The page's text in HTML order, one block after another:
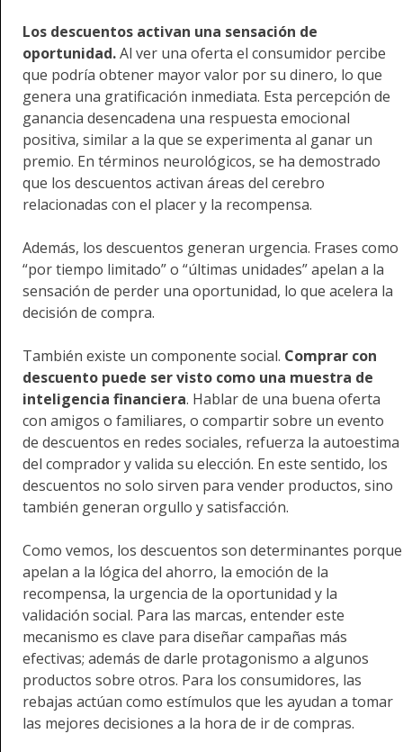
Los descuentos activan una sensación de
oportunidad.Al ver una oferta el consumidor percibe
que podría obtener mayor valor por su dinero, lo que
genera una gratificación inmediata. Esta percepción de
ganancia desencadena una respuesta emocional
positiva, similar a la que se experimenta al ganar un
premio. En términos neurológicos, se ha demostrado
que los descuentos activan áreas del cerebro
relacionadas con el placer y la recompensa.
Además, los descuentos generan urgencia. Frases como
“por tiempo limitado” o “últimas unidades” apelan a la
sensación de perder una oportunidad, lo que acelera la
decisión de compra.
También existe un componente social. Comprar con
descuento puede ser visto como una muestra de
inteligencia financiera. Hablar de una buena oferta
con amigos o familiares, o compartir sobre un evento
de descuentos en redes sociales, refuerza la autoestima
del comprador y valida su elección. En este sentido, los
descuentos no solo sirven para vender productos, sino
también generan orgullo y satisfacción.
Como vemos, los descuentos son determinantes porque
apelan a la lógica del ahorro, la emoción de la
recompensa, la urgencia de la oportunidad y la
validación social. Para las marcas, entender este
mecanismo es clave para diseñar campañas más
efectivas; además de darle protagonismo a algunos
productos sobre otros. Para los consumidores, las
rebajas actúan como estímulos que les ayudan a tomar
las mejores decisiones a la hora de ir de compras.